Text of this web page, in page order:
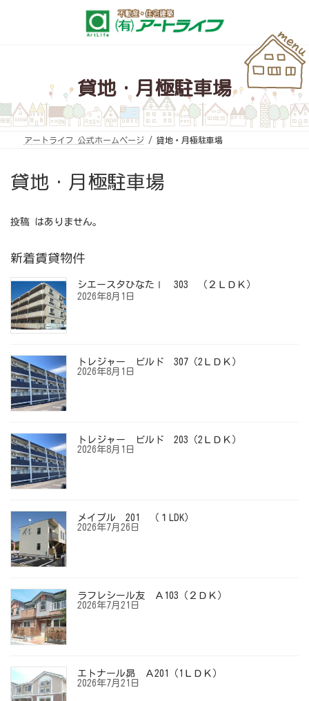
貸地・月極駐車場
アートライフ 公式ホームページ 貸地・月極駐車場
貸地・月極駐車場
投稿 はありません。
新着賃貸物件
シエースタひなたⅠ 303 （２ＬＤＫ）
2026年8月1日
トレジャー ビルド 307（2ＬＤＫ）
2026年8月1日
トレジャー ビルド 203（2ＬＤＫ）
2026年8月1日
メイプル 201 （１LDK）
2026年7月26日
ラフレシール友 Ａ103（２ＤＫ）
2026年7月21日
エトナール昴 Ａ201（1ＬＤＫ）
2026年7月21日